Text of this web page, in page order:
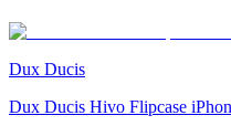
Dux Ducis
Dux Ducis Hivo Flipcase